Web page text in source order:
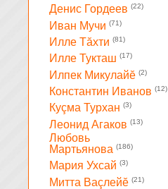
Денис Гордеев (22)
Иван Мучи (71)
Илле Тăхти (81)
Илле Тукташ (17)
Илпек Микулайĕ (2)
Константин Иванов (12)
Куçма Турхан (3)
Леонид Агаков (13)
Любовь
Мартьянова (186)
Мария Ухсай (3)
Митта Ваçлейĕ (21)